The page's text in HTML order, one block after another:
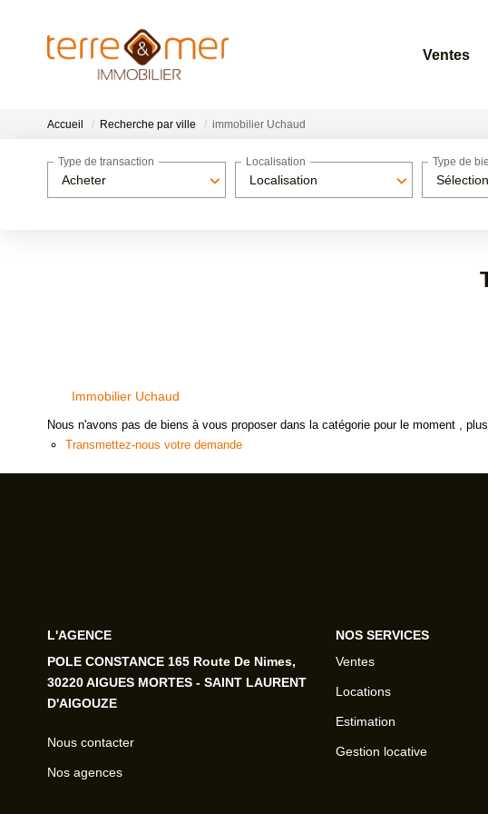
Ventes
Accueil Recherche par ville immobilier Uchaud
Acheter
Type de transaction
Localisation
Localisation Type de
Immobilier Uchaud
Nous n'avons pas de biens à vous proposer dans la catégorie pour le moment ,
Transmettez-nous votre demande
L'AGENCE
POLE CONSTANCE 165 Route De Nimes,
30220 AIGUES MORTES - SAINT LAURENT
D'AIGOUZE
Nous contacter
Nos agences
NOS SERVICES
Ventes
Locations
Estimation
Gestion locative